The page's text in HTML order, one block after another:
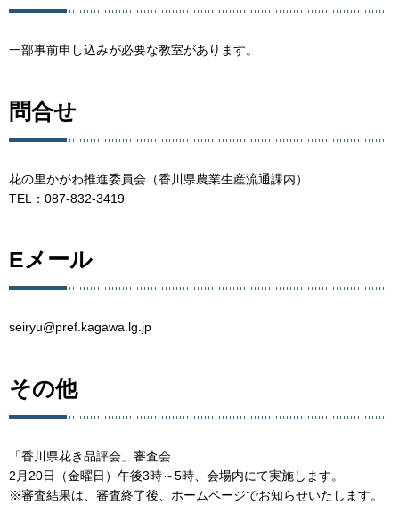
一部事前申し込みが必要な教室があります。
問合せ
花の里かがわ推進委員会（香川県農業生産流通課内）
TEL：087-832-3419
Eメール
seiryu@pref.kagawa.lg.jp
その他
「香川県花き品評会」審査会
2月20日（金曜日）午後3時～5時、会場内にて実施します。
※審査結果は、審査終了後、ホームページでお知らせいたします。